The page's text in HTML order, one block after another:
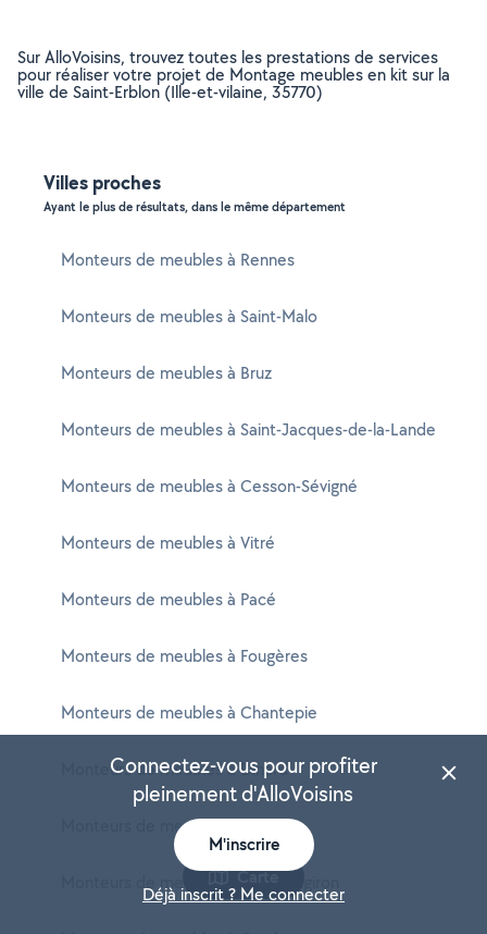
Sur AlloVoisins, trouvez toutes les prestations de services
pour réaliser votre projet de Montage meubles en kit sur la
ville de Saint-Erblon (Ille-et-vilaine, 35770)
Villes proches
Ayant le plus de résultats, dans le même département
Monteurs de meubles à Rennes
Monteurs de meubles à Saint-Malo
Monteurs de meubles à Bruz
Monteurs de meubles à Saint-Jacques-de-la-Lande
Monteurs de meubles à Cesson-Sévigné
Monteurs de meubles à Vitré
Monteurs de meubles à Pacé
Monteurs de meubles à Fougères
Monteurs de meubles à Chantepie
Monteurs de meubles à Dinard
Monteurs de meubles à Betton
Monteurs de meubles à Châteaugiron
Carte
Connectez-vous pour profiter
pleinement d'AlloVoisins
M'inscrire
Déjà inscrit ? Me connecter